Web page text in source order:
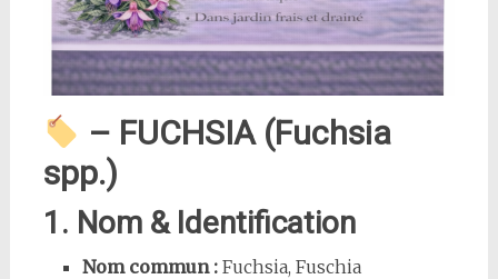
– FUCHSIA (Fuchsia
spp.)
1. Nom & Identification
Nom commun :Fuchsia, Fuschia